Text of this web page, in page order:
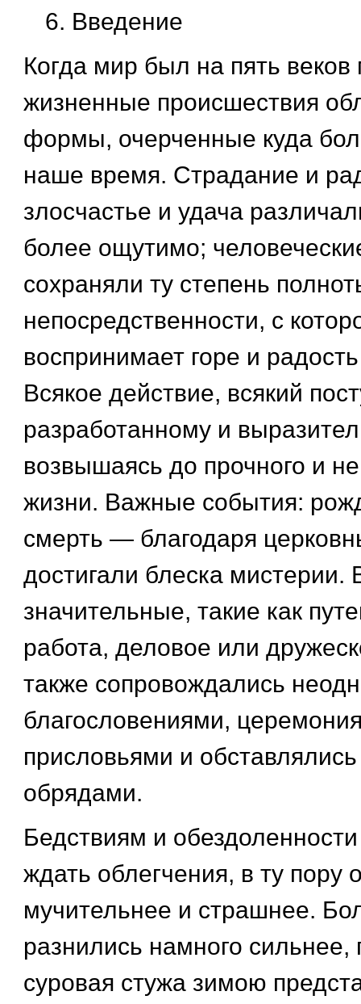
Введение
Когда мир был на пять
жизненные происшествия
формы, очерченные куда
наше время. Страдание и
злосчастье и удача
более ощутимо;
сохраняли ту степень
непосредственности, с
воспринимает горе и
Всякое действие, всякий
разработанному и
возвышаясь до прочного и
жизни. Важные события:
смерть — благодаря
достигали блеска мистерии.
значительные, такие как
работа, деловое или
также сопровождались
благословениями,
присловьями и
обрядами.
Бедствиям и
ждать облегчения, в ту пору
мучительнее и страшнее.
разнились намного
суровая стужа зимою